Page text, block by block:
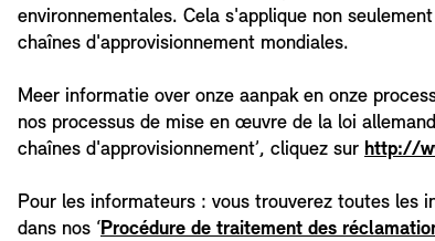
environnementales. Cela s'applique non
chaînes d'approvisionnement mondiales.
Meer informatie over onze aanpak en onze
nos processus de mise en œuvre de la loi
chaînes d'approvisionnement’, cliquez sur http://
Pour les informateurs : vous trouverez toutes les
dans nos ‘Procédure de traitement des